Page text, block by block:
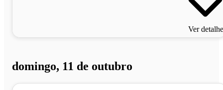
Ver
domingo, 11 de outubro